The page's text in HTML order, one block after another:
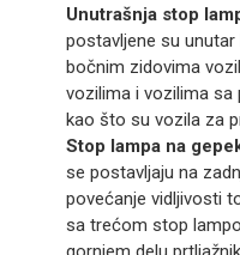
Unutrašnja stop
postavljene su
bočnim zidovima
vozilima i vozilima sa
kao što su vozila za
Stop lampa na
se postavljaju na
povećanje vidljivosti
sa trećom stop